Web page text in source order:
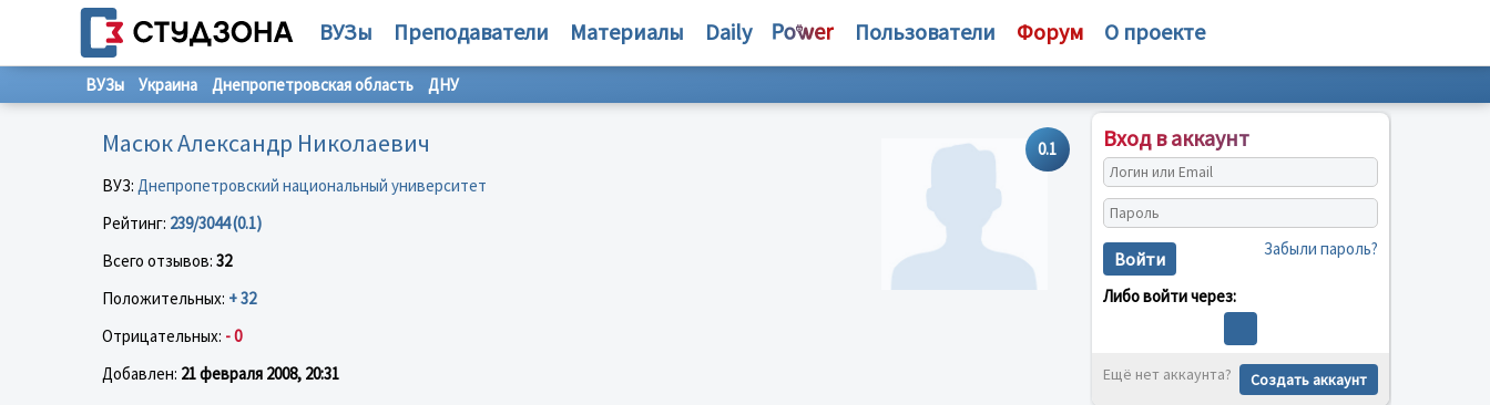
ВУЗы Преподаватели Материалы Daily Пользователи Форум О проекте
ВУЗы Украина Днепропетровская область ДНУ
0.1
Масюк Александр Николаевич
ВУЗ: Днепропетровский национальный университет
Рейтинг: 239/3044 (0.1)
Всего отзывов: 32
Положительных: + 32
Отрицательных: - 0
Добавлен: 21 февраля 2008, 20:31
Вход в аккаунт
Войти Забыли пароль?
Либо войти через:
Ещё нет аккаунта? Создать аккаунт